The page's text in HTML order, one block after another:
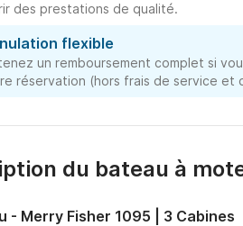
des prestations de qualité.
flexible
un remboursement complet si
réservation (hors frais de service et
du bateau à
- Merry Fisher 1095 | 3 Cabines